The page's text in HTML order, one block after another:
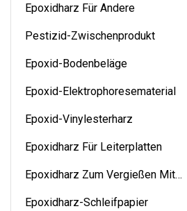
Epoxidharz Für Andere
Pestizid-Zwischenprodukt
Epoxid-Bodenbeläge
Epoxid-Elektrophoresematerial
Epoxid-Vinylesterharz
Epoxidharz Für Leiterplatten
Epoxidharz Zum Vergießen Mit
Epoxidharz-Schleifpapier